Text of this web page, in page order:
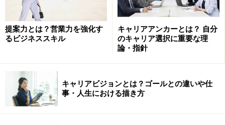
提案力とは？営業力を強化す
るビジネススキル
キャリアアンカーとは？ 自分
のキャリア選択に重要な理
論・指針
キャリアビジョンとは？ゴールとの違いや仕
事・人生における描き方